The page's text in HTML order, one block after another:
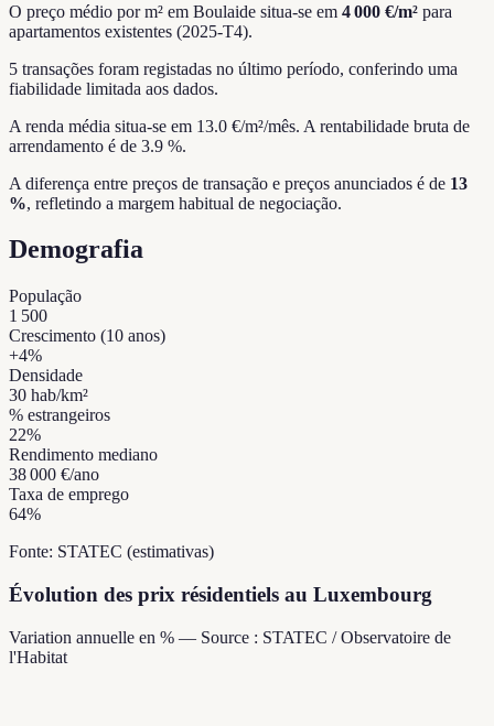
O preço médio por m² em Boulaide situa-se em 4 000 €/m² para
apartamentos existentes (2025-T4).
5 transações foram registadas no último período, conferindo uma
fiabilidade limitada aos dados.
A renda média situa-se em 13.0 €/m²/mês. A rentabilidade bruta de
arrendamento é de 3.9 %.
A diferença entre preços de transação e preços anunciados é de 13
%, refletindo a margem habitual de negociação.
Demografia
População
1 500
Crescimento (10 anos)
+4%
Densidade
30 hab/km²
% estrangeiros
22%
Rendimento mediano
38 000 €/ano
Taxa de emprego
64%
Fonte: STATEC (estimativas)
Évolution des prix résidentiels au Luxembourg
Variation annuelle en % — Source : STATEC / Observatoire de
l'Habitat